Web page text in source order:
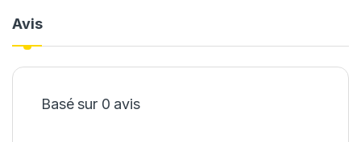
Avis
Basé sur 0 avis